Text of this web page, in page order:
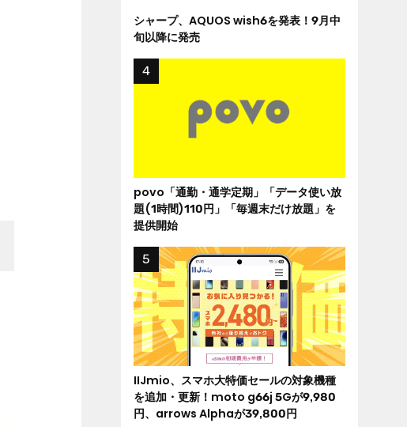
シャープ、AQUOS wish6を発表！9月中
旬以降に発売
povo「通勤・通学定期」「データ使い放
題(1時間)110円」「毎週末だけ放題」を
提供開始
IIJmio、スマホ大特価セールの対象機種
を追加・更新！moto g66j 5Gが9,980
円、arrows Alphaが39,800円